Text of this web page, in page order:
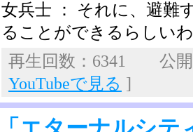
女兵士 ： それに、避難
ることができるらしい
再生回数：6341 公
YouTubeで見る ]